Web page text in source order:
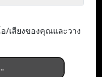
/เสียงของคุณและวาง